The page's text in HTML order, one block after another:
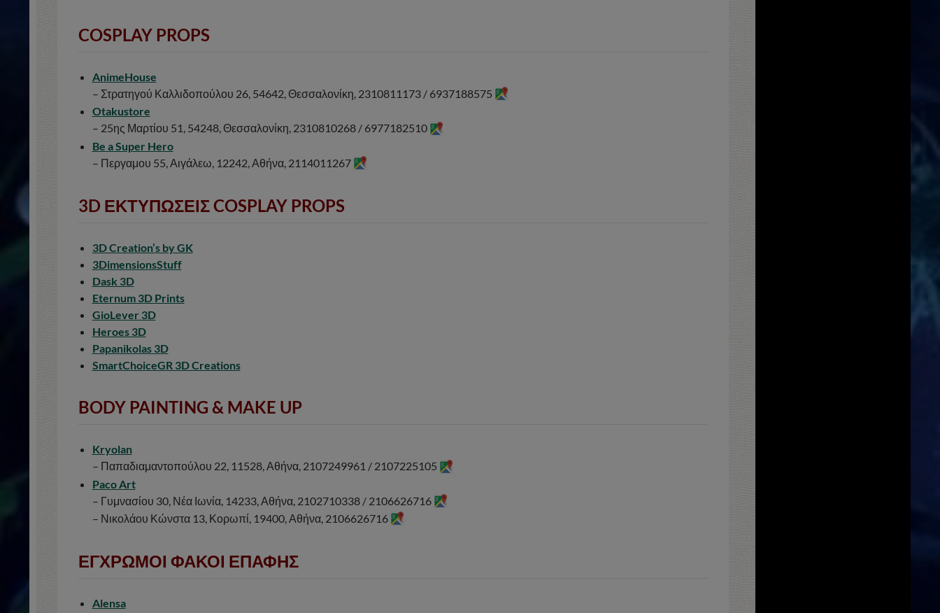
COSPLAY PROPS
AnimeHouse
– Στρατηγού Καλλιδοπούλου 26, 54642, Θεσσαλονίκη, 2310811173 / 6937188575
Otakustore
– 25ης Μαρτίου 51, 54248, Θεσσαλονίκη, 2310810268 / 6977182510
Be a Super Hero
– Περγαμου 55, Αιγάλεω, 12242, Αθήνα, 2114011267
3D ΕΚΤΥΠΩΣΕΙΣ COSPLAY PROPS
3D Creation’s by GK
3DimensionsStuff
Dask 3D
Eternum 3D Prints
GioLever 3D
Heroes 3D
Papanikolas 3D
SmartChoiceGR 3D Creations
BODY PAINTING & MAKE UP
Kryolan
– Παπαδιαμαντοπούλου 22, 11528, Αθήνα, 2107249961 / 2107225105
Paco Art
– Γυμνασίου 30, Νέα Ιωνία, 14233, Αθήνα, 2102710338 / 2106626716
– Νικολάου Κώνστα 13, Κορωπί, 19400, Αθήνα, 2106626716
ΕΓΧΡΩΜΟΙ ΦΑΚΟΙ ΕΠΑΦΗΣ
Alensa